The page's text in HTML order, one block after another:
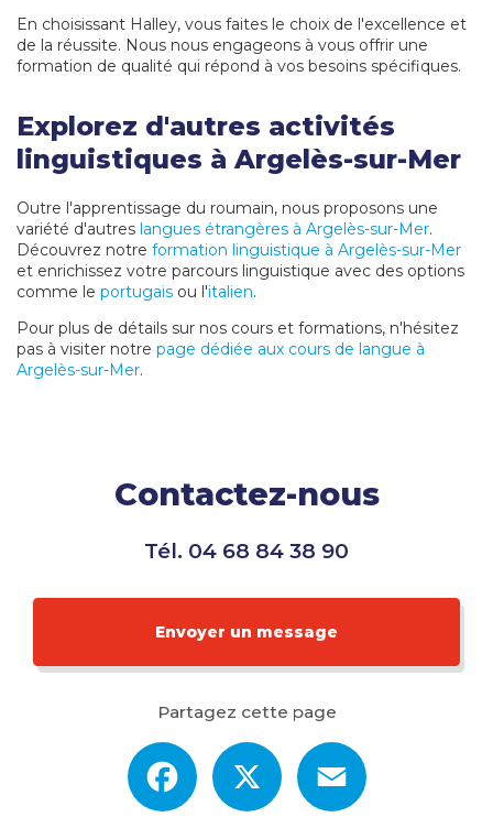
En choisissant Halley, vous faites le choix de l'excellence et
de la réussite. Nous nous engageons à vous offrir une
formation de qualité qui répond à vos besoins spécifiques.
Explorez d'autres activités
linguistiques à Argelès-sur-Mer
Outre l'apprentissage du roumain, nous proposons une
variété d'autres langues étrangères à Argelès-sur-Mer.
Découvrez notre formation linguistique à Argelès-sur-Mer
et enrichissez votre parcours linguistique avec des options
comme le portugais ou l'italien.
Pour plus de détails sur nos cours et formations, n'hésitez
pas à visiter notre page dédiée aux cours de langue à
Argelès-sur-Mer.
Contactez-nous
Tél. 04 68 84 38 90
Envoyer un message
Partagez cette page
Facebook